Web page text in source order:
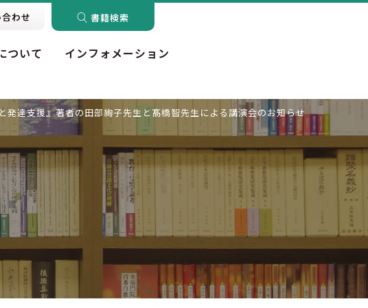
わせ 書籍検索
ついて インフォメーション
達支援』著者の田部絢子先生と髙橋智先生による講演会のお知らせ